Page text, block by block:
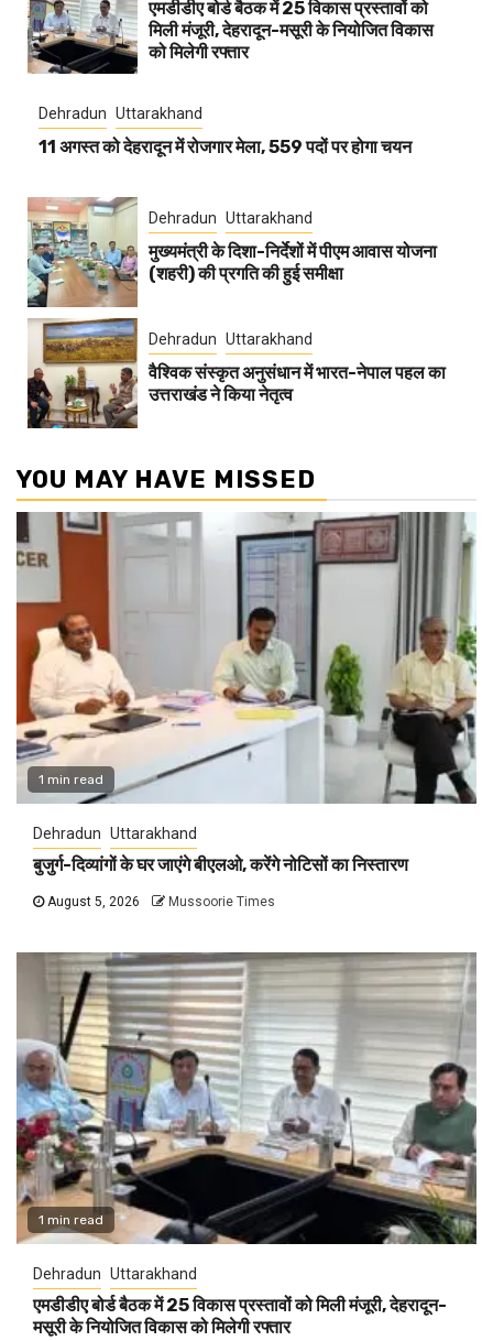
एमडीडीए बोर्ड बैठक में 25 विकास प्रस्तावों को
मिली मंजूरी, देहरादून-मसूरी के नियोजित विकास
को मिलेगी रफ्तार
Dehradun Uttarakhand
11 अगस्त को देहरादून में रोजगार मेला, 559 पदों पर होगा चयन
Dehradun Uttarakhand
मुख्यमंत्री के दिशा-निर्देशों में पीएम आवास योजना
(शहरी) की प्रगति की हुई समीक्षा
Dehradun Uttarakhand
वैश्विक संस्कृत अनुसंधान में भारत-नेपाल पहल का
उत्तराखंड ने किया नेतृत्व
YOU MAY HAVE MISSED
1 min read
Dehradun Uttarakhand
बुजुर्ग-दिव्यांगों के घर जाएंगे बीएलओ, करेंगे नोटिसों का निस्तारण
August 5, 2026 Mussoorie Times
1 min read
Dehradun Uttarakhand
एमडीडीए बोर्ड बैठक में 25 विकास प्रस्तावों को मिली मंजूरी, देहरादून-
मसूरी के नियोजित विकास को मिलेगी रफ्तार